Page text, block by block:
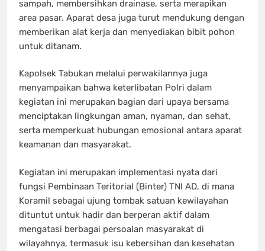
sampah, membersihkan drainase, serta merapikan
area pasar. Aparat desa juga turut mendukung dengan
memberikan alat kerja dan menyediakan bibit pohon
untuk ditanam.
Kapolsek Tabukan melalui perwakilannya juga
menyampaikan bahwa keterlibatan Polri dalam
kegiatan ini merupakan bagian dari upaya bersama
menciptakan lingkungan aman, nyaman, dan sehat,
serta memperkuat hubungan emosional antara aparat
keamanan dan masyarakat.
Kegiatan ini merupakan implementasi nyata dari
fungsi Pembinaan Teritorial (Binter) TNI AD, di mana
Koramil sebagai ujung tombak satuan kewilayahan
dituntut untuk hadir dan berperan aktif dalam
mengatasi berbagai persoalan masyarakat di
wilayahnya, termasuk isu kebersihan dan kesehatan